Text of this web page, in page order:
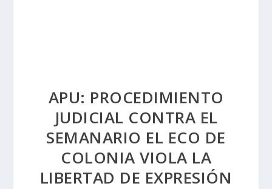
APU: PROCEDIMIENTO
JUDICIAL CONTRA EL
SEMANARIO EL ECO DE
COLONIA VIOLA LA
LIBERTAD DE EXPRESIÓN